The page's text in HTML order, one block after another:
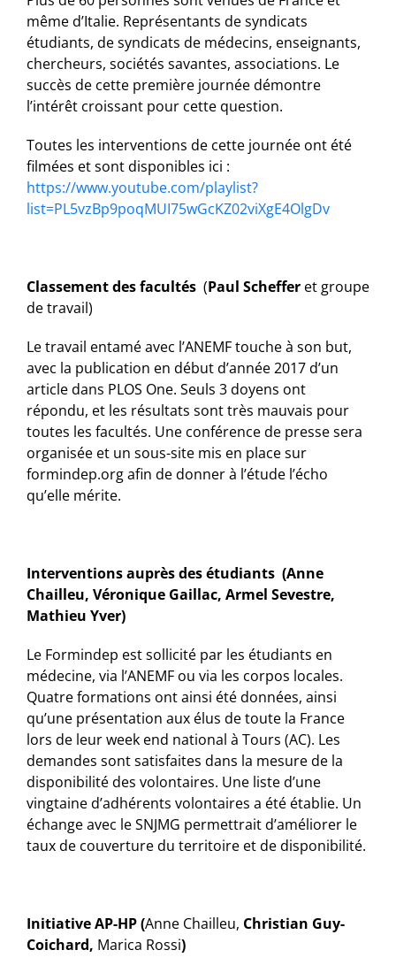
même d’Italie. Représentants de syndicats
étudiants, de syndicats de médecins, enseignants,
chercheurs, sociétés savantes, associations. Le
succès de cette première journée démontre
l’intérêt croissant pour cette question.
Toutes les interventions de cette journée ont été
filmées et sont disponibles ici :
https://www.youtube.com/playlist?
list=PL5vzBp9poqMUI75wGcKZ02viXgE4OlgDv
Classement des facultés (Paul Scheffer et groupe
de travail)
Le travail entamé avec l’ANEMF touche à son but,
avec la publication en début d’année 2017 d’un
article dans PLOS One. Seuls 3 doyens ont
répondu, et les résultats sont très mauvais pour
toutes les facultés. Une conférence de presse sera
organisée et un sous-site mis en place sur
formindep.org afin de donner à l’étude l’écho
qu’elle mérite.
Interventions auprès des étudiants (Anne
Chailleu, Véronique Gaillac, Armel Sevestre,
Mathieu Yver)
Le Formindep est sollicité par les étudiants en
médecine, via l’ANEMF ou via les corpos locales.
Quatre formations ont ainsi été données, ainsi
qu’une présentation aux élus de toute la France
lors de leur week end national à Tours (AC). Les
demandes sont satisfaites dans la mesure de la
disponibilité des volontaires. Une liste d’une
vingtaine d’adhérents volontaires a été établie. Un
échange avec le SNJMG permettrait d’améliorer le
taux de couverture du territoire et de disponibilité.
Initiative AP-HP (Anne Chailleu, Christian Guy-
Coichard, Marica Rossi)